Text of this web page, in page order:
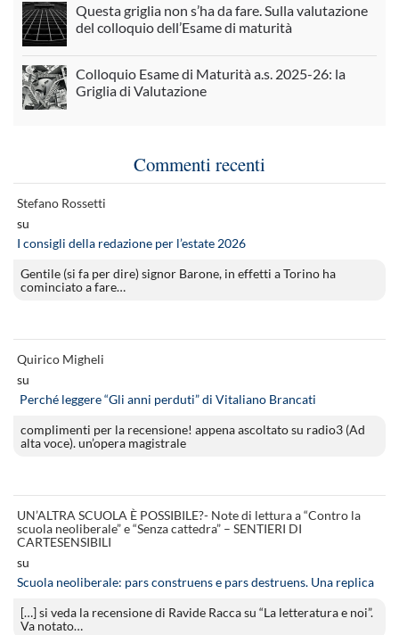
Questa griglia non s’ha da fare. Sulla valutazione
del colloquio dell’Esame di maturità
Colloquio Esame di Maturità a.s. 2025-26: la
Griglia di Valutazione
Commenti recenti
Stefano Rossetti
su
I consigli della redazione per l’estate 2026
Gentile (si fa per dire) signor Barone, in effetti a Torino ha
cominciato a fare…
Quirico Migheli
su
Perché leggere “Gli anni perduti” di Vitaliano Brancati
complimenti per la recensione! appena ascoltato su radio3 (Ad
alta voce). un’opera magistrale
UN’ALTRA SCUOLA È POSSIBILE?- Note di lettura a “Contro la
scuola neoliberale” e “Senza cattedra” – SENTIERI DI
CARTESENSIBILI
su
Scuola neoliberale: pars construens e pars destruens. Una replica
[…] si veda la recensione di Ravide Racca su “La letteratura e noi”.
Va notato…